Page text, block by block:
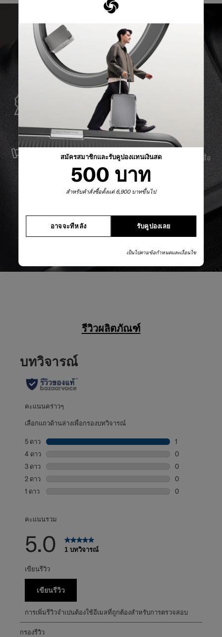
สมัครสมาชิกและรับคูปองแทนเงินสด
500 บาท
สำหรับคำสั่งซื้อตั้งแต่ 6,900 บาทขึ้นไป
รับคูปองเลย
อาจจะทีหลัง
เป็นไปตามข้อกำหนดและเงื่อนไข
การรับประกันทั่วโลก
Samsonite รับประกันการใช้งานทั่วโลก เพื่อให้มั่นใจว่า
ผลิตภัณฑ์ Samsonite ของคุณจะอยู่เคียงข้างคุณเสมอ
บริการและซ่อมแซม
เราผลิตสินค้าด้วยวัสดุที่ดีที่สุด พร้อมบริการสนับสนุนที่เชื่อ
ถือได้ เพื่อให้คุณก้าวไปข้างหน้าได้อย่างราบรื่น ไม่ว่าจะ
เกิดอะไรขึ้นก็ตาม
รีวิวผลิตภัณฑ์
บทวิจารณ์
คะแนนคร่าวๆ
เลือกแถวด้านล่างเพื่อกรองบทวิจารณ์
5 ดาว ดาว
1
บทวิจารณ์1 บทที่
4 ดาว ดาว
0
บทวิจารณ์0 บท
3 ดาว ดาว
0
บทวิจารณ์0 บท
2 ดาว ดาว
0
บทวิจารณ์0 บท
1 ดาว ดาว
0
คะแนนรวม
5.0 1 บทวิจารณ์
เขียนรีวิว
เขียนรีวิว
การเพิ่มรีวิวจำเปนต้องใช้อีเมลที่ถูกต้องสำหรับการตรวจสอบ
กรองรีวิว